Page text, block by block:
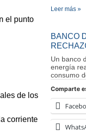
el punto
de los
corriente
Leer más »
BANCO
Un banco
energía
consumo
Comparte